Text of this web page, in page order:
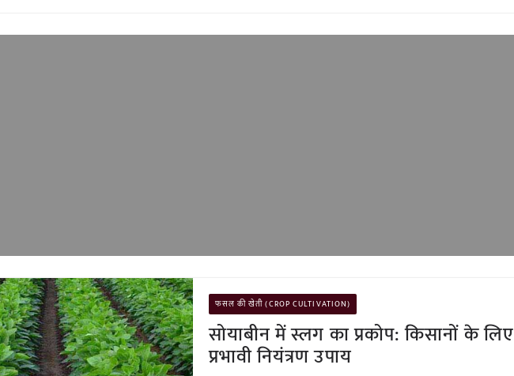
फसल की खेती (CROP CULTIVATION)
सोयाबीन में स्लग का प्रकोप: किसानों के लिए
प्रभावी नियंत्रण उपाय